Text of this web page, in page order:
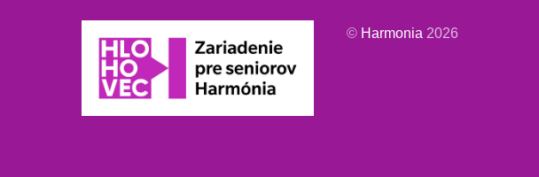
© Harmonia 2026